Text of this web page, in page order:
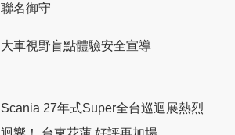
聯名御守
大車視野盲點體驗安全宣導
Scania 27年式Super全台巡迴展熱烈